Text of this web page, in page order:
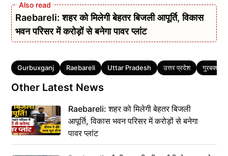
Raebareli: शहर को मिलेगी बेहतर बिजली आपूर्ति, विकास
भवन परिसर में करोड़ों से बनेगा पावर प्लांट
Tags
Gurbuxganj Raebareli Uttar Pradesh उत्तर प्रदेश गुरबक्शगंज
Other Latest News
Raebareli: शहर को मिलेगी बेहतर बिजली
आपूर्ति, विकास भवन परिसर में करोड़ों से बनेगा
पावर प्लांट